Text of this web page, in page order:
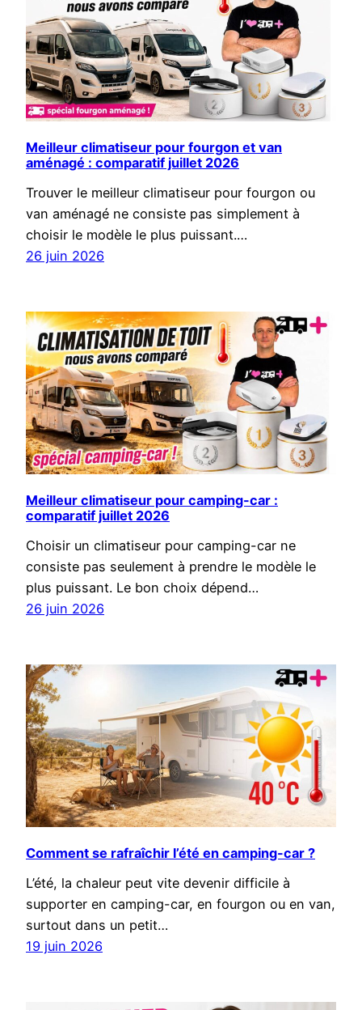
Meilleur climatiseur pour fourgon et van
aménagé : comparatif juillet 2026
Trouver le meilleur climatiseur pour fourgon ou
van aménagé ne consiste pas simplement à
choisir le modèle le plus puissant.…
26 juin 2026
Meilleur climatiseur pour camping-car :
comparatif juillet 2026
Choisir un climatiseur pour camping-car ne
consiste pas seulement à prendre le modèle le
plus puissant. Le bon choix dépend…
26 juin 2026
Comment se rafraîchir l’été en camping-car ?
L’été, la chaleur peut vite devenir difficile à
supporter en camping-car, en fourgon ou en van,
surtout dans un petit…
19 juin 2026